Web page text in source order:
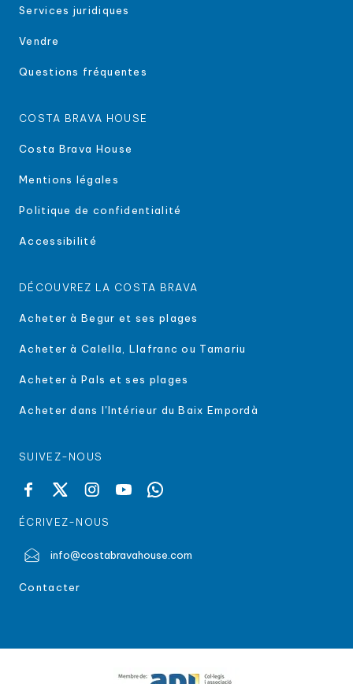
Services juridiques
Vendre
Questions fréquentes
COSTA BRAVA HOUSE
Costa Brava House
Mentions légales
Politique de confidentialité
Accessibilité
DÉCOUVREZ LA COSTA BRAVA
Acheter à Begur et ses plages
Acheter à Calella, Llafranc ou Tamariu
Acheter à Pals et ses plages
Acheter dans l'Intérieur du Baix Empordà
SUIVEZ-NOUS
ÉCRIVEZ-NOUS
info@costabravahouse.com
Contacter